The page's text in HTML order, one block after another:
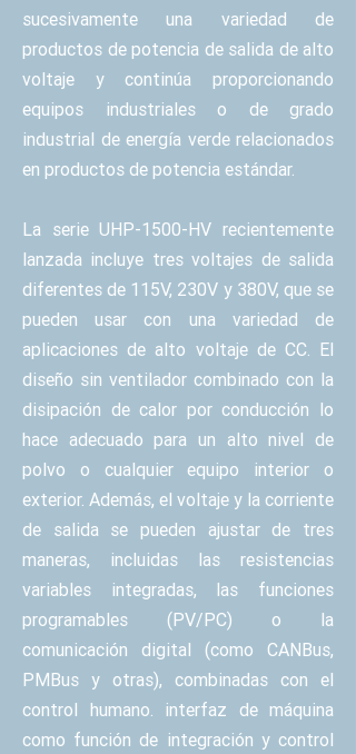
sucesivamente una variedad de
productos de potencia de salida de alto
voltaje y continúa proporcionando
equipos industriales o de grado
industrial de energía verde relacionados
en productos de potencia estándar.
La serie UHP-1500-HV recientemente
lanzada incluye tres voltajes de salida
diferentes de 115V, 230V y 380V, que se
pueden usar con una variedad de
aplicaciones de alto voltaje de CC. El
diseño sin ventilador combinado con la
disipación de calor por conducción lo
hace adecuado para un alto nivel de
polvo o cualquier equipo interior o
exterior. Además, el voltaje y la corriente
de salida se pueden ajustar de tres
maneras, incluidas las resistencias
variables integradas, las funciones
programables (PV/PC) o la
comunicación digital (como CANBus,
PMBus y otras), combinadas con el
control humano. interfaz de máquina
como función de integración y control